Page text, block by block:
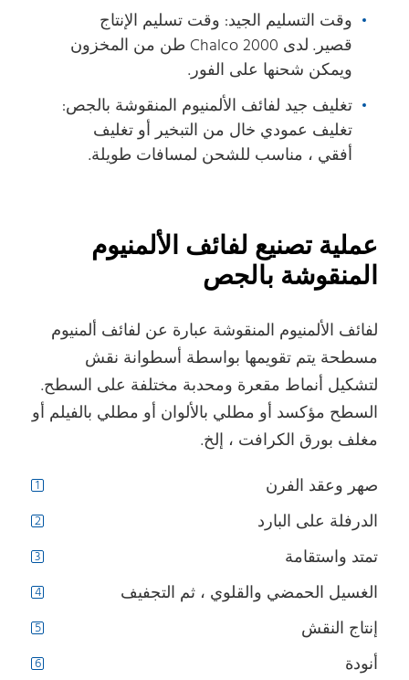
وقت التسليم الجيد: وقت تسليم الإنتاج
قصير. لدى Chalco 2000 طن من المخزون
ويمكن شحنها على الفور.
تغليف جيد لفائف الألمنيوم المنقوشة بالجص:
تغليف عمودي خال من التبخير أو تغليف
أفقي ، مناسب للشحن لمسافات طويلة.
عملية تصنيع لفائف الألمنيوم
المنقوشة بالجص
لفائف الألمنيوم المنقوشة عبارة عن لفائف ألمنيوم
مسطحة يتم تقويمها بواسطة أسطوانة نقش
لتشكيل أنماط مقعرة ومحدبة مختلفة على السطح.
السطح مؤكسد أو مطلي بالألوان أو مطلي بالفيلم أو
مغلف بورق الكرافت ، إلخ.
صهر وعقد الفرن
الدرفلة على البارد
تمتد واستقامة
الغسيل الحمضي والقلوي ، ثم التجفيف
إنتاج النقش
أنودة